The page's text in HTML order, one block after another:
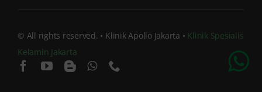
© All rights reserved. • Klinik Apollo Jakarta • Klinik Spesialis
Kelamin Jakarta